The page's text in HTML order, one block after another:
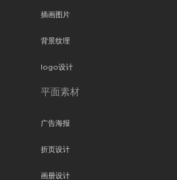
插画图片
背景纹理
logo设计
平面素材
广告海报
折页设计
画册设计